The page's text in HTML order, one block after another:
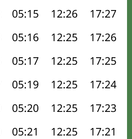
05:15 12:26 17:27
05:16 12:25 17:26
05:17 12:25 17:25
05:19 12:25 17:24
05:20 12:25 17:23
05:21 12:25 17:21